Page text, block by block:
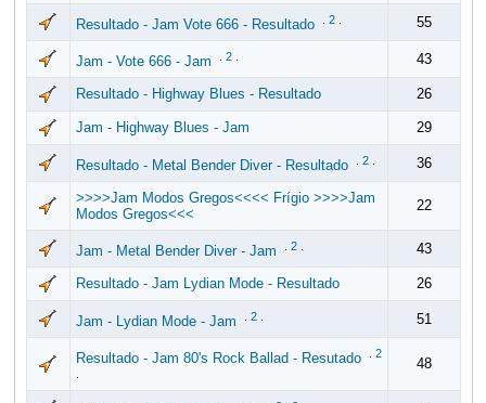
Resultado - Jam Vote 666 - Resultado 2. 55
Jam - Vote 666 - Jam 2. 43
Resultado - Highway Blues - Resultado 26
Jam - Highway Blues - Jam 29
Resultado - Metal Bender Diver - Resultado 2. 36
>>>>Jam Modos Gregos<<<< Frígio >>>>Jam
Modos Gregos<<<
22
Jam - Metal Bender Diver - Jam 2. 43
Resultado - Jam Lydian Mode - Resultado 26
Jam - Lydian Mode - Jam 2. 51
Resultado - Jam 80's Rock Ballad - Resutado
2
48